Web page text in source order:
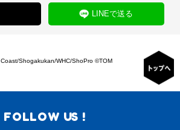
LINEで送る
Shogakukan/WHC/ShoPro ©TOM
FOLLOW US !